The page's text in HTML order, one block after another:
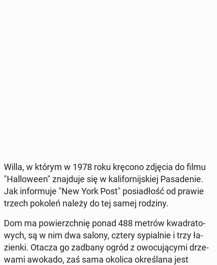
Willa, w którym w 1978 roku kręcono zdjęcia do filmu
"Hal­lo­we­en" znaj­du­je się w ka­li­for­nij­skiej Pa­sa­de­nie.
Jak in­for­mu­je "New York Post" po­sia­dłość od prawie
trzech pokoleń należy do tej samej rodziny.
Dom ma po­wierzch­nię ponad 488 metrów kwa­dra­to­
wych, są w nim dwa salony, cztery sy­pial­nie i trzy ła­
zien­ki. Otacza go zadbany ogród z owo­cu­ją­cy­mi drze­
wa­mi awokado, zaś sama okolica okre­śla­na jest